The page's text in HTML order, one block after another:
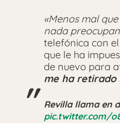
«Menos mal
nada
telefónica con
que le ha
de nuevo para
me ha retirado
Revilla llama en
pic.twitter.com/